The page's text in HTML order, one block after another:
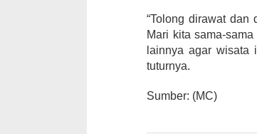
“Tolong dirawat
Mari kita sama-
lainnya agar wisata
tuturnya.
Sumber: (MC)